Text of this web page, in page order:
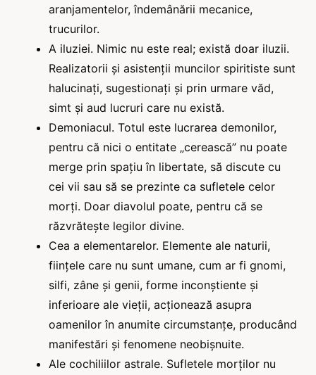
aranjamentelor, îndemânării mecanice,
trucurilor.
A iluziei. Nimic nu este real; există doar iluzii.
Realizatorii și asistenții muncilor spiritiste sunt
halucinați, sugestionați și prin urmare văd,
simt și aud lucruri care nu există.
Demoniacul. Totul este lucrarea demonilor,
pentru că nici o entitate „cerească” nu poate
merge prin spațiu în libertate, să discute cu
cei vii sau să se prezinte ca sufletele celor
morți. Doar diavolul poate, pentru că se
răzvrătește legilor divine.
Cea a elementarelor. Elemente ale naturii,
ființele care nu sunt umane, cum ar fi gnomi,
silfi, zâne și genii, forme inconștiente și
inferioare ale vieții, acționează asupra
oamenilor în anumite circumstanțe, producând
manifestări și fenomene neobișnuite.
Ale cochiliilor astrale. Sufletele morților nu